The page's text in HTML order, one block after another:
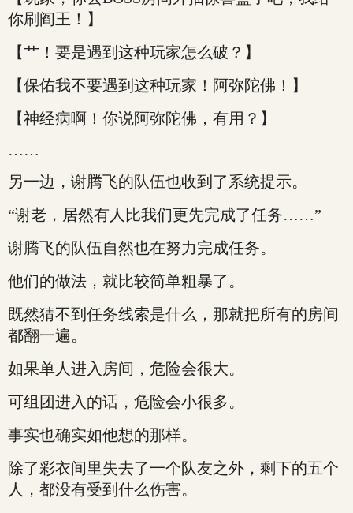
你刷阎王！】
【艹！要是遇到这种玩家怎么破？】
【保佑我不要遇到这种玩家！阿弥陀佛！】
【神经病啊！你说阿弥陀佛，有用？】
……
另一边，谢腾飞的队伍也收到了系统提示。
“谢老，居然有人比我们更先完成了任务……”
谢腾飞的队伍自然也在努力完成任务。
他们的做法，就比较简单粗暴了。
既然猜不到任务线索是什么，那就把所有的房间
都翻一遍。
如果单人进入房间，危险会很大。
可组团进入的话，危险会小很多。
事实也确实如他想的那样。
除了彩衣间里失去了一个队友之外，剩下的五个
人，都没有受到什么伤害。